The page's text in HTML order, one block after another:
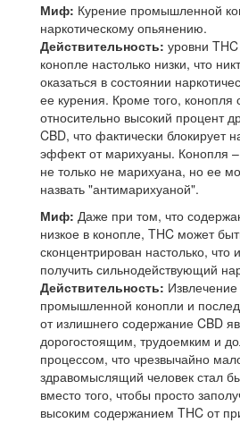
Миф: Курение промышленной
наркотическому опьянению.
Действительность: уровни
конопле настолько низки, что
оказаться в состоянии
ее курения. Кроме того, конопля
относительно высокий процент
CBD, что фактически блокирует
эффект от марихуаны. Конопля –
не только не марихуана, но ее
назвать "антимарихуаной".
Миф: Даже при том, что
низкое в конопле, THC может
сконцентрирован настолько, что
получить сильнодействующий
Действительность:
промышленной конопли и
от излишнего содержание CBD
дорогостоящим, трудоемким и
процессом, что чрезвычайно
здравомыслящий человек стал
вместо того, чтобы просто
высоким содержанием THC от